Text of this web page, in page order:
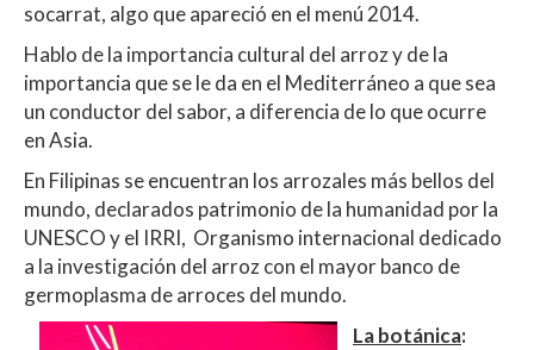
socarrat, algo que apareció en el menú 2014.
Hablo de la importancia cultural del arroz y de la
importancia que se le da en el Mediterráneo a que sea
un conductor del sabor, a diferencia de lo que ocurre
en Asia.
En Filipinas se encuentran los arrozales más bellos del
mundo, declarados patrimonio de la humanidad por la
UNESCO y el IRRI, Organismo internacional dedicado
a la investigación del arroz con el mayor banco de
germoplasma de arroces del mundo.
La botánica: